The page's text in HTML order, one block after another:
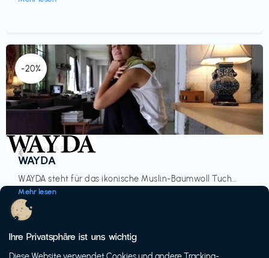
-20%
Accessoires & Fashion
WAYDA
WAYDA steht für das ikonische Muslin-Baumwoll Tuch...
Mehr lesen
€‎
Ihre Privatsphäre ist uns wichtig